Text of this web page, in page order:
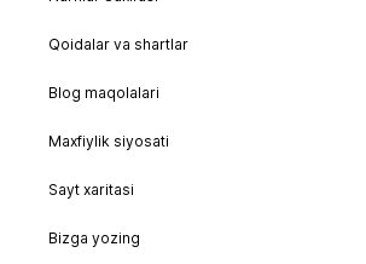
Qoidalar va shartlar
Blog maqolalari
Maxfiylik siyosati
Sayt xaritasi
Bizga yozing